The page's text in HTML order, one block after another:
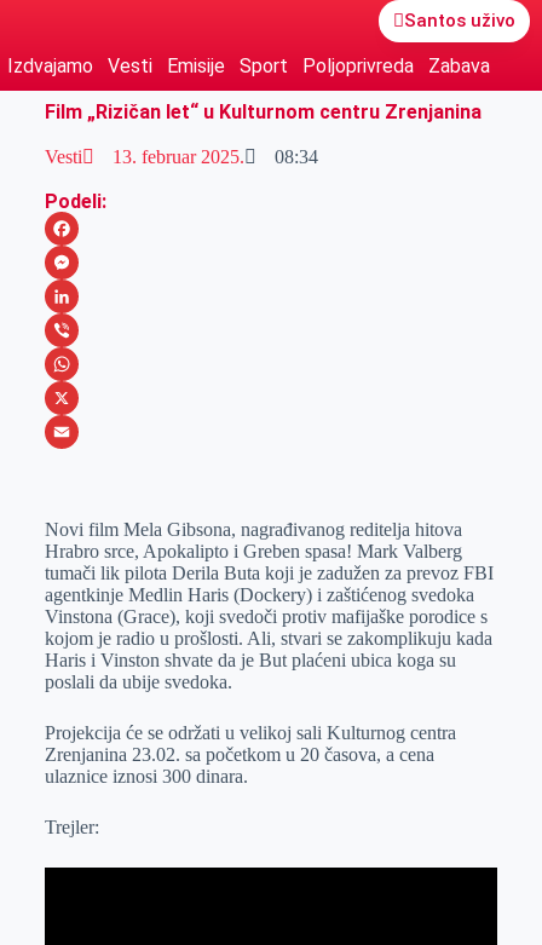
Santos uživo
Izdvajamo Vesti Emisije Sport Poljoprivreda
Zabava
Film „Rizičan let“ u Kulturnom centru Zrenjanina
Vesti 13. februar 2025. 08:34
Podeli:
F
a
c
e
b
o
M
e
s
s
e
e
r
L
i
n
k
I
n
V
i
b
W
h
s
A
p
p
X
a
i
l
Novi film Mela Gibsona, nagrađivanog reditelja hitova
Hrabro srce, Apokalipto i Greben spasa! Mark Valberg
tumači lik pilota Derila Buta koji je zadužen za prevoz FBI
agentkinje Medlin Haris (Dockery) i zaštićenog svedoka
Vinstona (Grace), koji svedoči protiv mafijaške porodice s
kojom je radio u prošlosti. Ali, stvari se zakomplikuju kada
Haris i Vinston shvate da je But plaćeni ubica koga su
poslali da ubije svedoka.
Projekcija će se održati u velikoj sali Kulturnog centra
Zrenjanina 23.02. sa početkom u 20 časova, a cena
ulaznice iznosi 300 dinara.
Trejler: